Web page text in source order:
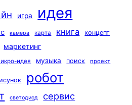
игра идея
камера карта книга
концепт
маркетинг
идея музыка поиск проект
робот
светодиод сервис